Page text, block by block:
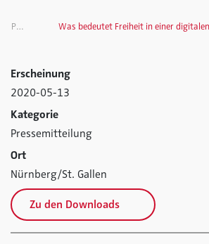
Presse
Erscheinung
2020-05-13
Kategorie
Pressemitteilung
Ort
Nürnberg/St. Gallen
Zu den Downloads